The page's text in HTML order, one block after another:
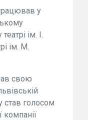
у
ім. І.
ім. М.
свою
став голосом